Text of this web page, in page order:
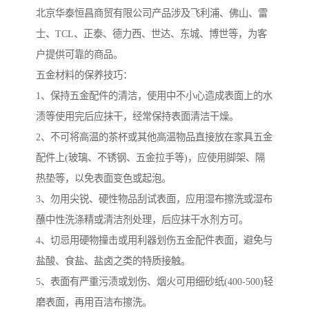
北京华泰恒昌商贸有限公司产品涉及飞利浦、佛山、雷
士、TCL、正泰、德力西、世达、东城、博世等，为客
户提供可靠的商品。
五金材料的保养技巧：
1、保持五金配件的清洁，使用中不小心造成表面上的水
渍等使用完后应抹干，经常保持表面清洁干燥。
2、不可将高温的茶杯或其他高温物品直接放在家具五金
配件上(玻璃、不锈钢、五金拉手等)，应使用脚架、隔
热垫等，以免表面变色或起泡。
3、勿用尖锐、硬性物品刮试表面，应用湿布擦洗或湿布
蘸中性洗涤精或清洁剂处理，后应抹干水剂方可。
4、切忌用硬物撞击或用利器划伤五金配件表面，避免与
盐酸、食盐、盐卤之类的特质接触。
5、表面有严重污渍或划伤、烟火可用细砂纸(400-500)轻
磨表面，再用百洁布擦洗。